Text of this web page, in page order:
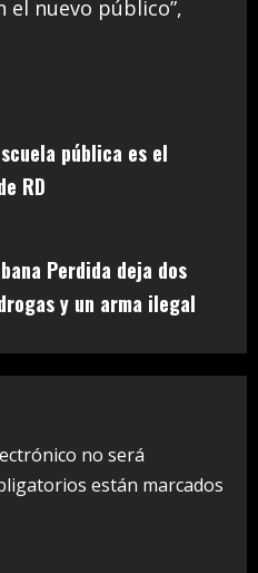
el nuevo público”,
pública es el
RD
Perdida deja dos
y un arma ilegal
no será
están marcados